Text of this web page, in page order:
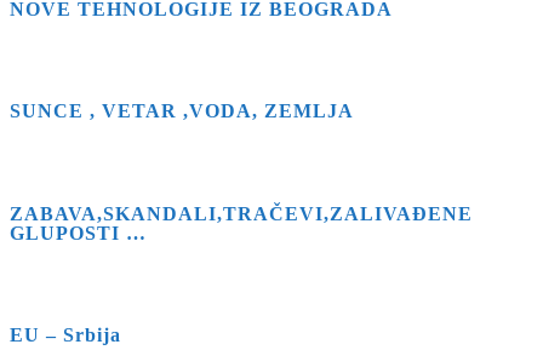
NOVE TEHNOLOGIJE IZ BEOGRADA
SUNCE , VETAR ,VODA, ZEMLJA
ZABAVA,SKANDALI,TRAČEVI,ZALIVAĐENE
GLUPOSTI …
EU – Srbija